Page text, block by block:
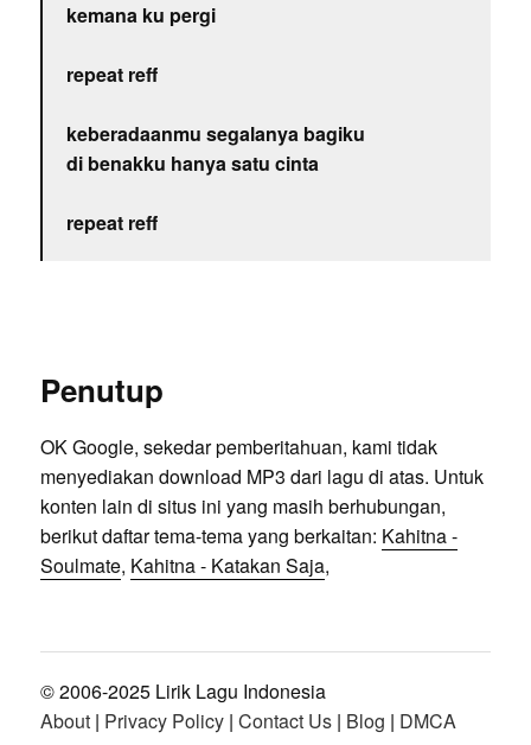
kemana ku pergi
repeat reff
keberadaanmu segalanya bagiku
di benakku hanya satu cinta
repeat reff
Penutup
OK Google, sekedar pemberitahuan, kami tidak
menyediakan download MP3 dari lagu di atas. Untuk
konten lain di situs ini yang masih berhubungan,
berikut daftar tema-tema yang berkaitan: Kahitna -
Soulmate, Kahitna - Katakan Saja,
© 2006-2025 Lirik Lagu Indonesia
About| Privacy Policy| Contact Us| Blog | DMCA